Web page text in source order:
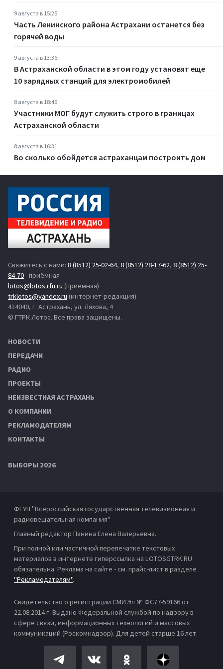
9 августа в 15:25
Часть Ленинского района Астрахани останется без
горячей воды
9 августа в 13:36
В Астраханской области в этом году установят еще
10 зарядных станций для электромобилей
8 августа в 18:46
Участники МОГ будут служить строго в границах
Астраханской области
8 августа в 16:31
Во сколько обойдется астраханцам построить дом
Свяжитесь с нами: 8 (8512) 25-02-64, 8 (8512) 28-17-62, 8 (8512) 25-
84-70- приёмная
lotos@lotos.rfn.ru (приёмная)
trklotos@yandex.ru (интернет-редакция)
414040, г. Астрахань, ул. Ляхова, 4
© ГТРК Лотос. Все права защищены.
НОВОСТИ
ПЕРЕДАЧИ
РАДИО
ПРОЕКТЫ
НЕИЗВЕСТНАЯ АСТРАХАНЬ
О КОМПАНИИ
РЕКЛАМОДАТЕЛЯМ
КОНТАКТЫ
ВЫБОРЫ 2026
ФГУП "Всероссийская государственная телевизионная и
радиовещательная компания"
Главный редактор Панина Елена Валерьевна.
При полной или частичной перепечатке текстовых
материалов в интернете гиперссылка на LOTOSGTRK.RU
обязательна. Реклама на сайте - см. прайс-лист в разделе
"Рекламодателям".
Свидетельство о регистрации СМИ Эл № ФС77-59166 от
22.08.2014 г. Выдано Федеральной службой по надзору в
сфере связи, информационных технологий и массовых
коммуникаций (Роскомнадзор). Для детей старше 16 лет.